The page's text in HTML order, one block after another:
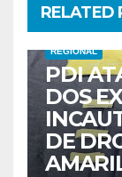
RELATED
REGIONAL
PDI
DOS
DE